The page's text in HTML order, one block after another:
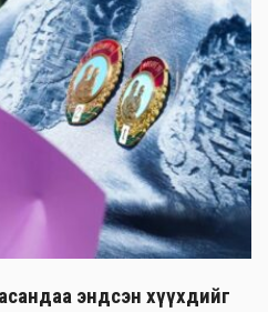
эндсэн хүүхдийг